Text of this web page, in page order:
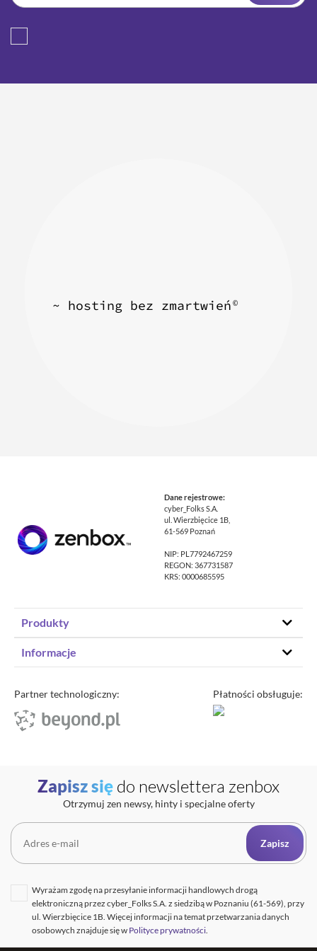
~ hosting bez zmartwień
©
Dane rejestrowe:
cyber_Folks S.A.
ul. Wierzbięcice 1B,
61-569 Poznań
NIP: PL7792467259
REGON: 367731587
KRS: 0000685595
Produkty
Hosting WordPress
Transfer domeny
Poczta e-mail
Generator haseł
Sprawdź IP
Informacje
Program partnerski
Blog
Kariera
Ochrona Danych Osobowych
Uptime zenbox
Informacja o połączeniu spółek
Zapisz się do newslettera zenbox
Otrzymuj zen newsy, hinty i specjalne oferty
Zapisz
Wyrażam zgodę na przesyłanie informacji handlowych drogą
elektroniczną przez cyber_Folks S.A. z siedzibą w Poznaniu (61-569), przy
ul. Wierzbięcice 1B. Więcej informacji na temat przetwarzania danych
osobowych znajduje się w Polityce prywatności.
Partner technologiczny: Płatności obsługuje: